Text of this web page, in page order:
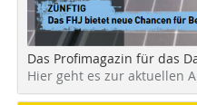
Das Profimagazin für das
Hier geht es zur aktuellen